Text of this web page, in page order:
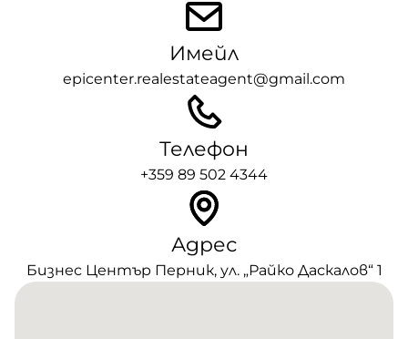
Имейл
epicenter.realestateagent@gmail.com
Телефон
+359 89 502 4344
Адрес
Бизнес Център Перник, ул. „Райко Даскалов“ 1